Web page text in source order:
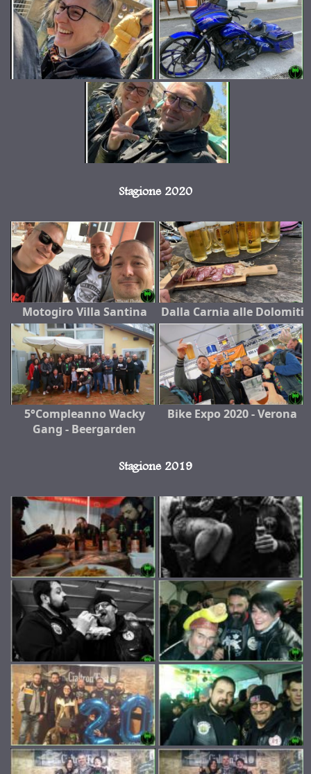
Stagione 2020
Motogiro Villa Santina Dalla Carnia alle Dolomiti
5°Compleanno Wacky
Gang - Beergarden
Bike Expo 2020 - Verona
Stagione 2019